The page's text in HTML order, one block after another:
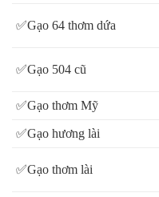
✅Gạo 64 thơm dứa
✅Gạo 504 cũ
✅Gạo thơm Mỹ
✅Gạo hương lài
✅Gạo thơm lài